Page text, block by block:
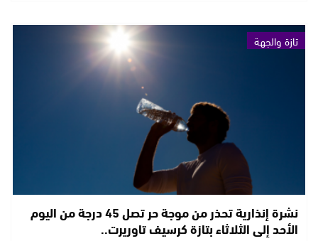
تازة والجهة
نشرة إنذارية تحذر من موجة حر تصل 45 درجة من اليوم
الأحد إلى الثلاثاء بتازة كرسيف تاوريرت..